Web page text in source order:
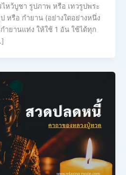
หว้บูชา รูปภาพ หรือ เทวรูปพระ
หรือ กำยาน (อย่างใดอย่างหนึ่ง
ำยานแท่ง ให้ใช้ 1 อัน ใช้ได้ทุก